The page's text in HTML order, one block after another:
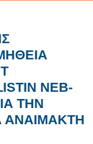
NEB-
ΤΗΝ
ΑΝΑΙΜΑΚΤΗ